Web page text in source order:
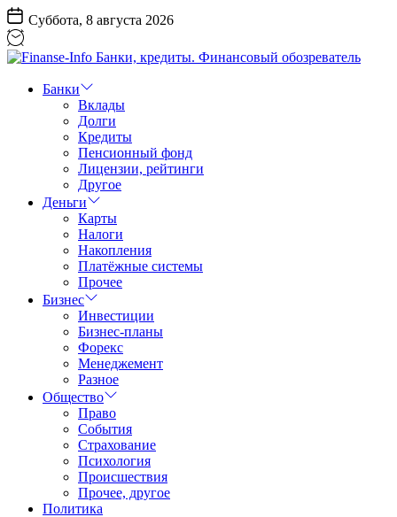
Перейти
к
содержанию
Суббота, 8 августа 2026
Info
Финансовый
обозреватель
Банки
Вклады
Долги
Кредиты
Пенсионный фонд
Лицензии, рейтинги
Другое
Деньги
Карты
Налоги
Накопления
Платёжные системы
Прочее
Бизнес
Инвестиции
Бизнес-планы
Форекс
Менеджемент
Разное
Общество
Право
События
Страхование
Психология
Происшествия
Прочее, другое
Политика